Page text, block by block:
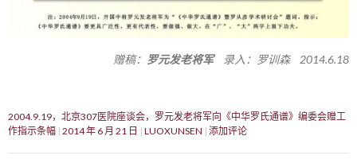
赠稿： 罗元发老将军录入：罗训森 2014.6.18
2004.9.19，北京307医院座谈会，罗元发老将军向《中华罗氏通谱》编委会赠工
作指示条幅 2014 年 6 月 21 日 LUOXUNSEN 添加评论